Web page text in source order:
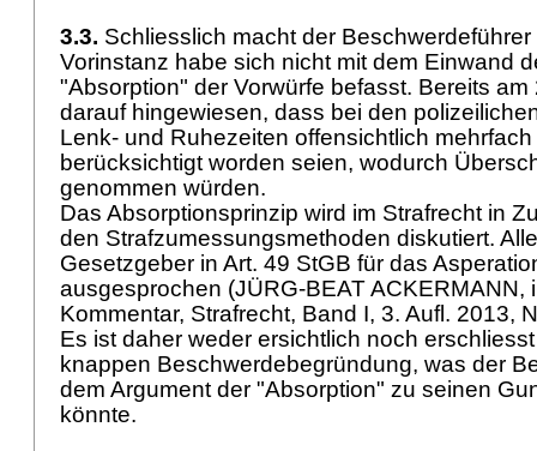
3.3. Schliesslich macht der
Vorinstanz habe sich nicht mit dem Einwand
"Absorption" der Vorwürfe befasst. Bereits
darauf hingewiesen, dass bei den
Lenk- und Ruhezeiten offensichtlich
berücksichtigt worden seien, wodurch
genommen würden.
Das Absorptionsprinzip wird im Strafrecht in
den Strafzumessungsmethoden diskutiert.
Gesetzgeber in Art. 49 StGB für das
ausgesprochen (JÜRG-BEAT ACKERMANN,
Kommentar, Strafrecht, Band I, 3. Aufl. 2013,
Es ist daher weder ersichtlich noch
knappen Beschwerdebegründung, was der
dem Argument der "Absorption" zu seinen
könnte.